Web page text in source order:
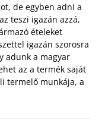
de egyben adni a
teszi igazán azzá,
ételeket
igazán szorosra
adunk a magyar
az a termék saját
termelő munkája, a